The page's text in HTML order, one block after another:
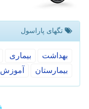
تگهای پاراسول
بهداشت بیماری
بیمارستان
آموزش